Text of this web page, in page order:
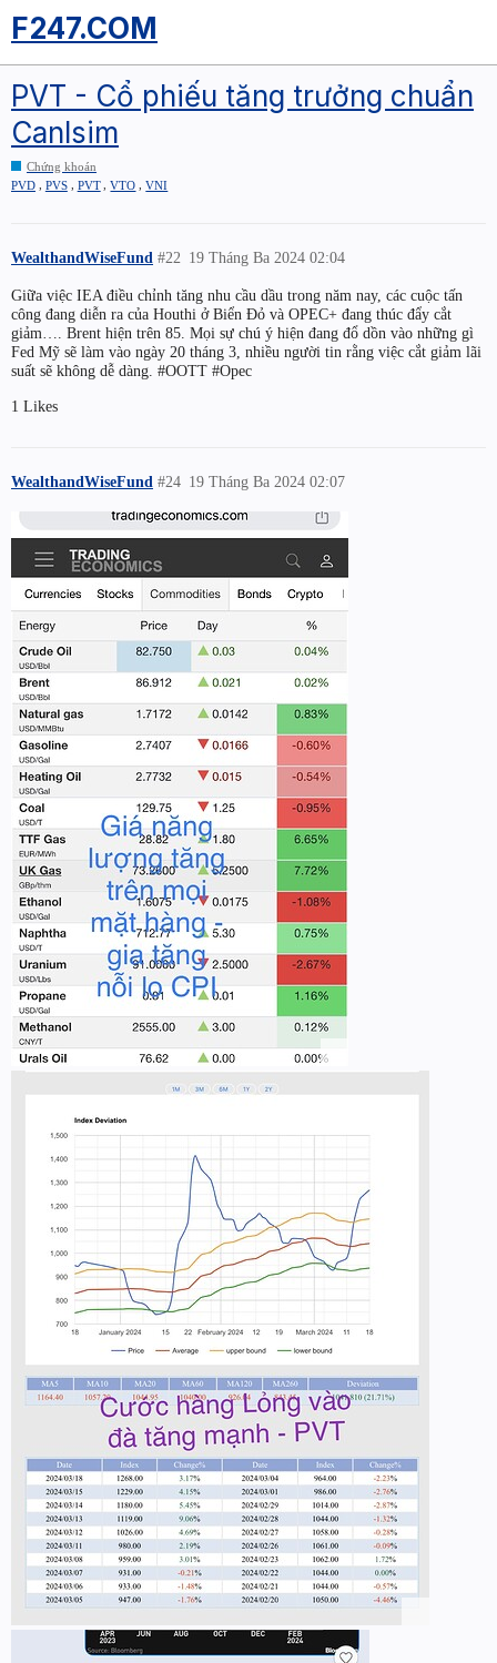
F247.COM
PVT - Cổ phiếu tăng trưởng chuẩn
Canlsim
Chứng khoán
PVD
PVS PVT ,VTO ,VNI
WealthandWiseFund 19 Tháng Ba 2024 02:04
#22
Giữa việc IEA điều chỉnh tăng nhu cầu dầu trong năm nay, các cuộc tấn
công đang diễn ra của Houthi ở Biển Đỏ và OPEC+ đang thúc đẩy cắt
giảm…. Brent hiện trên 85. Mọi sự chú ý hiện đang đổ dồn vào những gì
Fed Mỹ sẽ làm vào ngày 20 tháng 3, nhiều người tin rằng việc cắt giảm lãi
suất sẽ không dễ dàng. #OOTT #Opec
1 Likes
WealthandWiseFund 19 Tháng Ba 2024 02:07
#24